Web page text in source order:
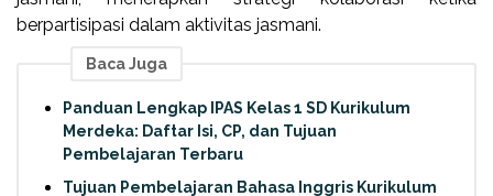
berpartisipasi dalam aktivitas jasmani.
Baca Juga
Panduan Lengkap IPAS Kelas 1 SD Kurikulum
Merdeka: Daftar Isi, CP, dan Tujuan
Pembelajaran Terbaru
Tujuan Pembelajaran Bahasa Inggris Kurikulum